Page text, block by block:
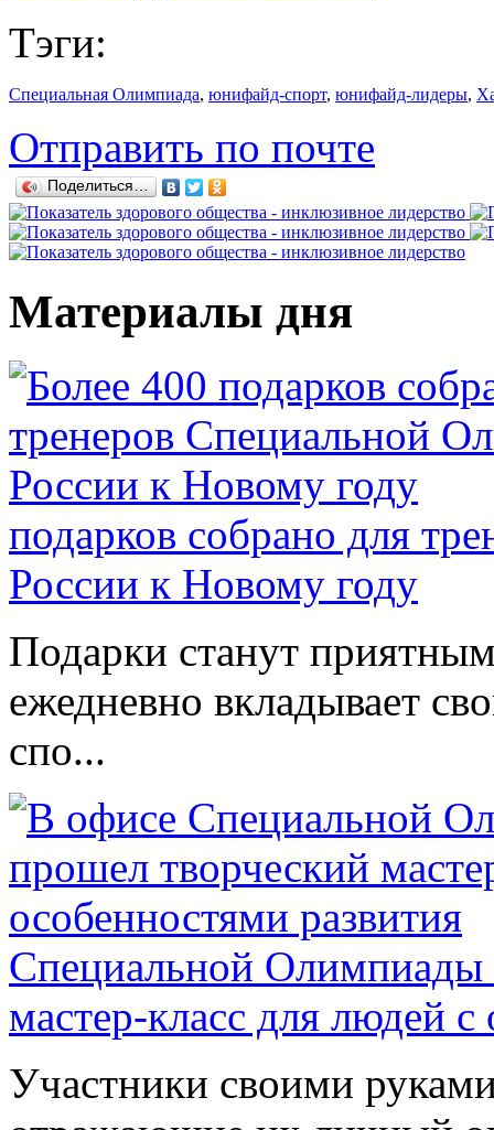
Тэги:
Специальная Олимпиада, юнифайд-спорт, юнифайд-лидеры,
Отправить по почте
Поделиться…
Материалы дня
подарков собрано для
России к Новому году
Подарки станут
ежедневно вкладывает
спо...
Специальной Олимпиады
мастер-класс для людей
Участники своими